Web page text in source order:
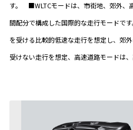
す。 ■WLTCモードは、市街地、郊外、
間配分で構成した国際的な走行モードで
を受ける比較的低速な走行を想定し、郊
受けない走行を想定、高速道路モードは